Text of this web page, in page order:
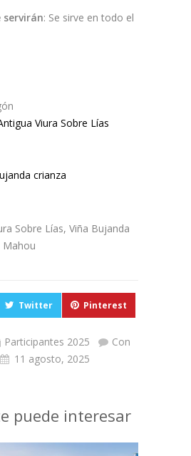
servirán: Se sirve en todo el
Viura Sobre Lías
crianza
Sobre Lías, Viña Bujanda
Mahou
Twitter Pinterest
Participantes 2025
Con
11 agosto, 2025
puede interesar